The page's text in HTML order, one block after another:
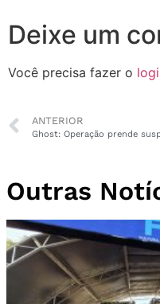
Deixe um
Você precisa fazer o
ANTERIOR
Outras